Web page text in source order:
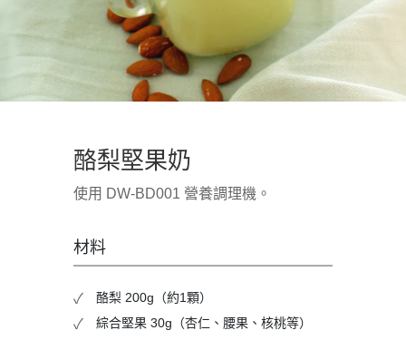
酪梨堅果奶
使用 DW-BD001 營養調理機。
材料
酪梨 200g（約1顆）
綜合堅果 30g（杏仁、腰果、核桃等）